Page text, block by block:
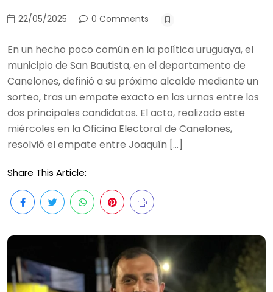
22/05/2025 0 Comments
En un hecho poco común en la política uruguaya, el
municipio de San Bautista, en el departamento de
Canelones, definió a su próximo alcalde mediante un
sorteo, tras un empate exacto en las urnas entre los
dos principales candidatos. El acto, realizado este
miércoles en la Oficina Electoral de Canelones,
resolvió el empate entre Joaquín […]
Share This Article: